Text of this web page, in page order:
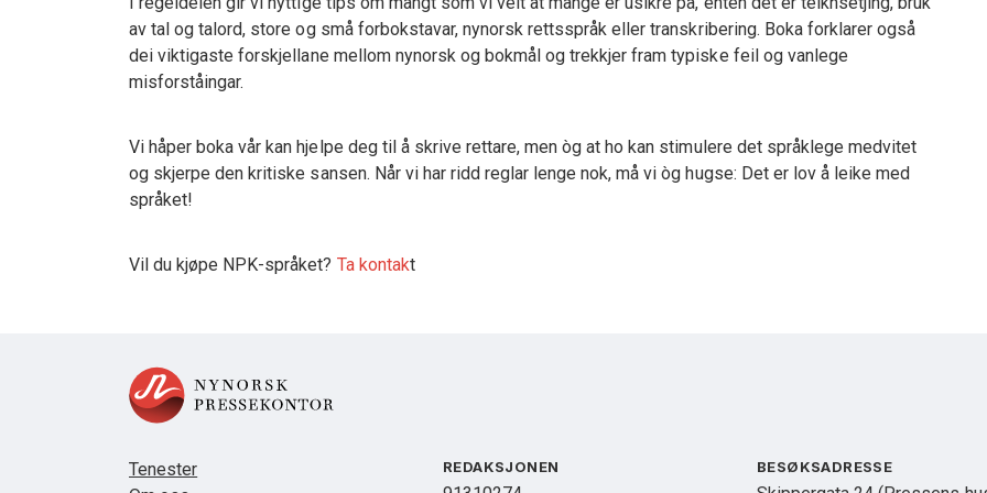
av tal og talord, store og små forbokstavar, nynorsk rettsspråk eller transkribering. Boka forklarer også
dei viktigaste forskjellane mellom nynorsk og bokmål og trekkjer fram typiske feil og vanlege
misforståingar.
Vi håper boka vår kan hjelpe deg til å skrive rettare, men òg at ho kan stimulere det språklege medvitet
og skjerpe den kritiske sansen. Når vi har ridd reglar lenge nok, må vi òg hugse: Det er lov å leike med
språket!
Vil du kjøpe NPK-språket? Ta kontakt
Tenester
REDAKSJONEN BESØKSADRESSE